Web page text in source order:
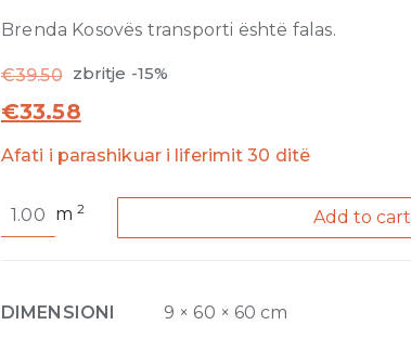
Brenda Kosovës transporti është falas.
€39.50 zbritje -15%
€33.58
Afati i parashikuar i liferimit 30 ditë
Salt
Gold
m2 Add to cart
DIMENSIONI
9 × 60 × 60 cm